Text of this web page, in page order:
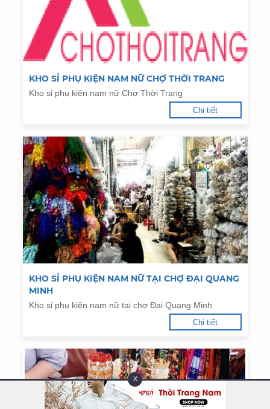
KHO SỈ PHỤ KIỆN NAM NỮ CHỢ THỜI TRANG
Kho sỉ phụ kiện nam nữ Chợ Thời Trang
Chi tiết
KHO SỈ PHỤ KIỆN NAM NỮ TẠI CHỢ ĐẠI QUANG
MINH
Kho sỉ phụ kiện nam nữ tại chợ Đại Quang Minh
Chi tiết
X